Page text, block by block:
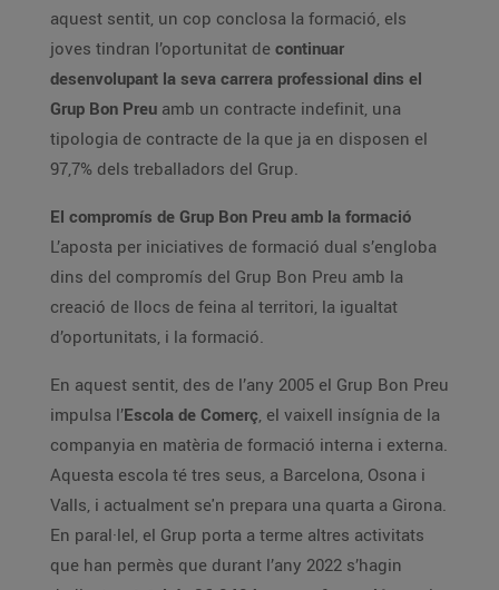
aquest sentit, un cop conclosa la formació, els
joves tindran l’oportunitat de continuar
desenvolupant la seva carrera professional dins el
Grup Bon Preu amb un contracte indefinit, una
tipologia de contracte de la que ja en disposen el
97,7% dels treballadors del Grup.
El compromís de Grup Bon Preu amb la formació
L’aposta per iniciatives de formació dual s’engloba
dins del compromís del Grup Bon Preu amb la
creació de llocs de feina al territori, la igualtat
d’oportunitats, i la formació.
En aquest sentit, des de l’any 2005 el Grup Bon Preu
impulsa l’Escola de Comerç, el vaixell insígnia de la
companyia en matèria de formació interna i externa.
Aquesta escola té tres seus, a Barcelona, Osona i
Valls, i actualment se'n prepara una quarta a Girona.
En paral·lel, el Grup porta a terme altres activitats
que han permès que durant l’any 2022 s’hagin